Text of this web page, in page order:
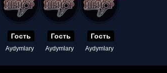
Гость
Aydymlary
Гость
Aydymlary
Гость
Aydymlary